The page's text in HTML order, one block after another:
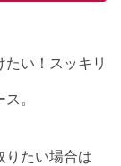
い！スッキリ
。
りたい場合は